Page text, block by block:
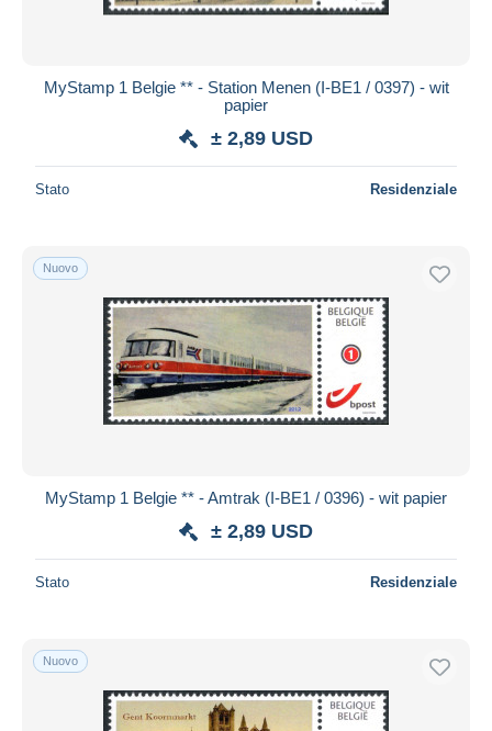
MyStamp 1 Belgie ** - Station Menen (I-BE1 / 0397) - wit
papier
± 2,89 USD
Stato Residenziale
Nuovo
MyStamp 1 Belgie ** - Amtrak (I-BE1 / 0396) - wit papier
± 2,89 USD
Stato Residenziale
Nuovo